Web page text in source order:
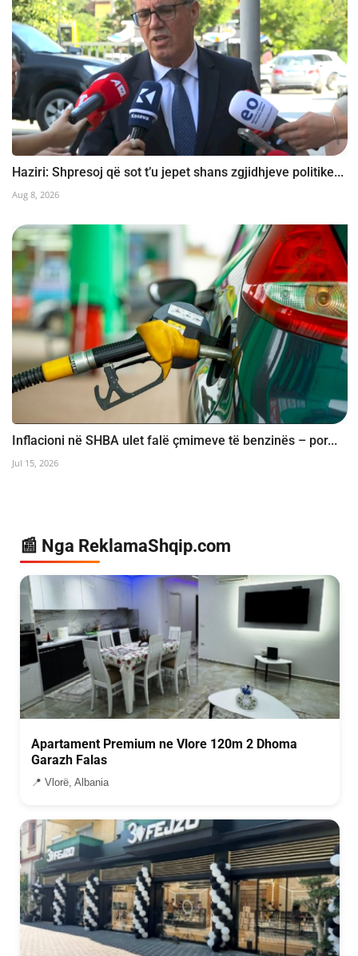
Haziri: Shpresoj që sot t’u jepet shans zgjidhjeve politike...
Aug 8, 2026
Inflacioni në SHBA ulet falë çmimeve të benzinës – por...
Jul 15, 2026
📰 Nga ReklamaShqip.com
Apartament Premium ne Vlore 120m 2 Dhoma
Garazh Falas
📍 Vlorë, Albania